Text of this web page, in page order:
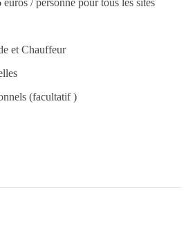
et Chauffeur
(facultatif )